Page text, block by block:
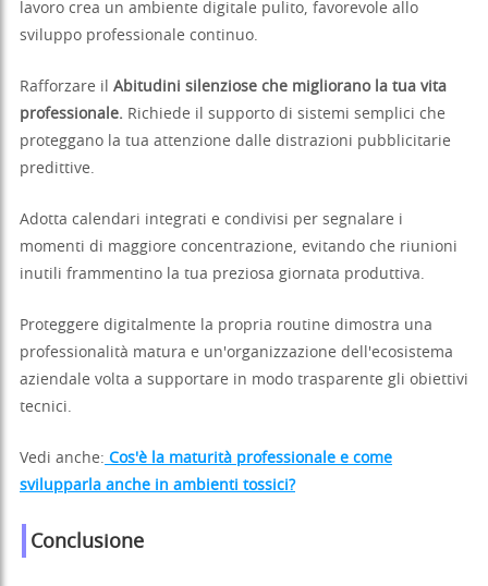
lavoro crea un ambiente digitale pulito, favorevole allo
sviluppo professionale continuo.
Rafforzare il Abitudini silenziose che migliorano la tua vita
professionale. Richiede il supporto di sistemi semplici che
proteggano la tua attenzione dalle distrazioni pubblicitarie
predittive.
Adotta calendari integrati e condivisi per segnalare i
momenti di maggiore concentrazione, evitando che riunioni
inutili frammentino la tua preziosa giornata produttiva.
Proteggere digitalmente la propria routine dimostra una
professionalità matura e un'organizzazione dell'ecosistema
aziendale volta a supportare in modo trasparente gli obiettivi
tecnici.
Vedi anche: Cos'è la maturità professionale e come
svilupparla anche in ambienti tossici?
Conclusione